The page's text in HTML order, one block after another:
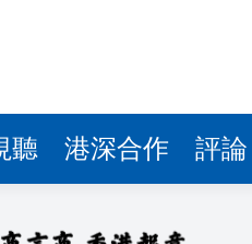
聽 港深合作 評論
五組數據見證文儒沉香從傳
委員考察團來瓊考察
新帶動消費約18億元
解鎖閱讀新玩法